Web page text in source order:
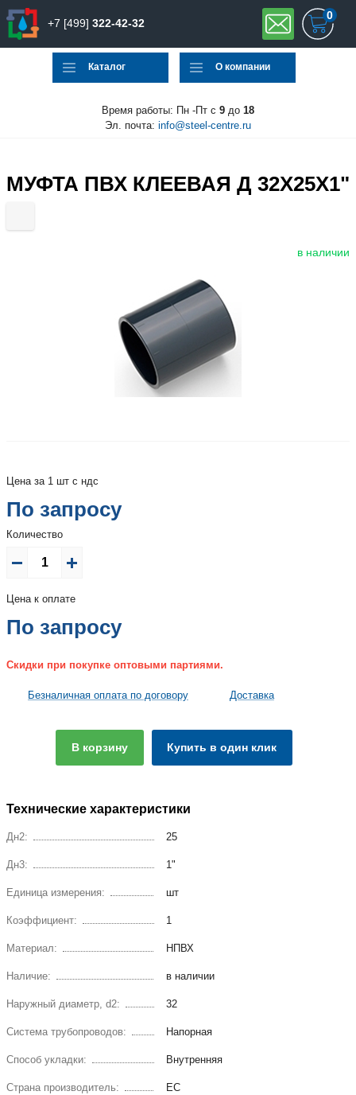
+7 [499] 322-42-32
0
Каталог О компании
Время работы: Пн -Пт с 9 до 18
Эл. почта: info@steel-centre.ru
МУФТА ПВХ КЛЕЕВАЯ Д 32X25X1"
в наличии
Цена за 1 шт с ндс
По запросу
Количество
Цена к оплате
По запросу
Скидки при покупке оптовыми партиями.
Безналичная оплата по договору Доставка
В корзину Купить в один клик
Технические характеристики
Дн2: 25
Дн3: 1"
Единица измерения: шт
Коэффициент: 1
Материал: НПВХ
Наличие: в наличии
Наружный диаметр, d2: 32
Система трубопроводов: Напорная
Способ укладки: Внутренняя
Страна производитель: ЕС